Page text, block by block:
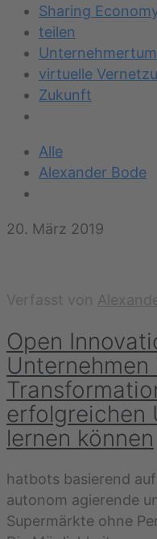
Sharing
teilen
Unternehmertum
virtuelle
Zukunft
Alle
Alexander Bode
20. März 2019
Verfasst von
Open
erfolgreichen
lernen können
hatbots basierend
autonom agierende
Supermärkte ohne